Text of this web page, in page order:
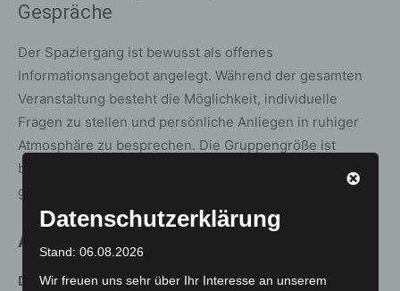
Gespräche
Der Spaziergang ist bewusst als offenes
Informationsangebot angelegt. Während der gesamten
Veranstaltung besteht die Möglichkeit, individuelle
Fragen zu stellen und persönliche Anliegen in ruhiger
Atmosphäre zu besprechen. Die Gruppengröße ist
begrenzt, um ausreichend Zeit für Gespräche zu
gewährleisten.
Anmeldung bis 30. Juni erforderlich
Die Teilnahme ist kostenfrei, eine vorherige Anmeldung
Datenschutzerklärung
Stand: 06.08.2026
Wir freuen uns sehr über Ihr Interesse an unserem